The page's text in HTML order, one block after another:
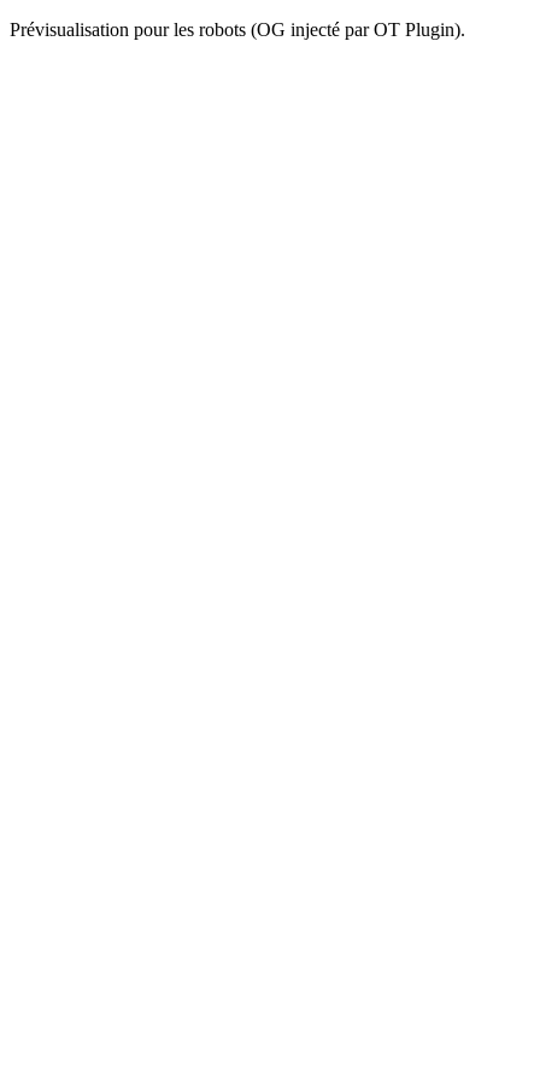
Prévisualisation pour les robots (OG injecté par OT Plugin).